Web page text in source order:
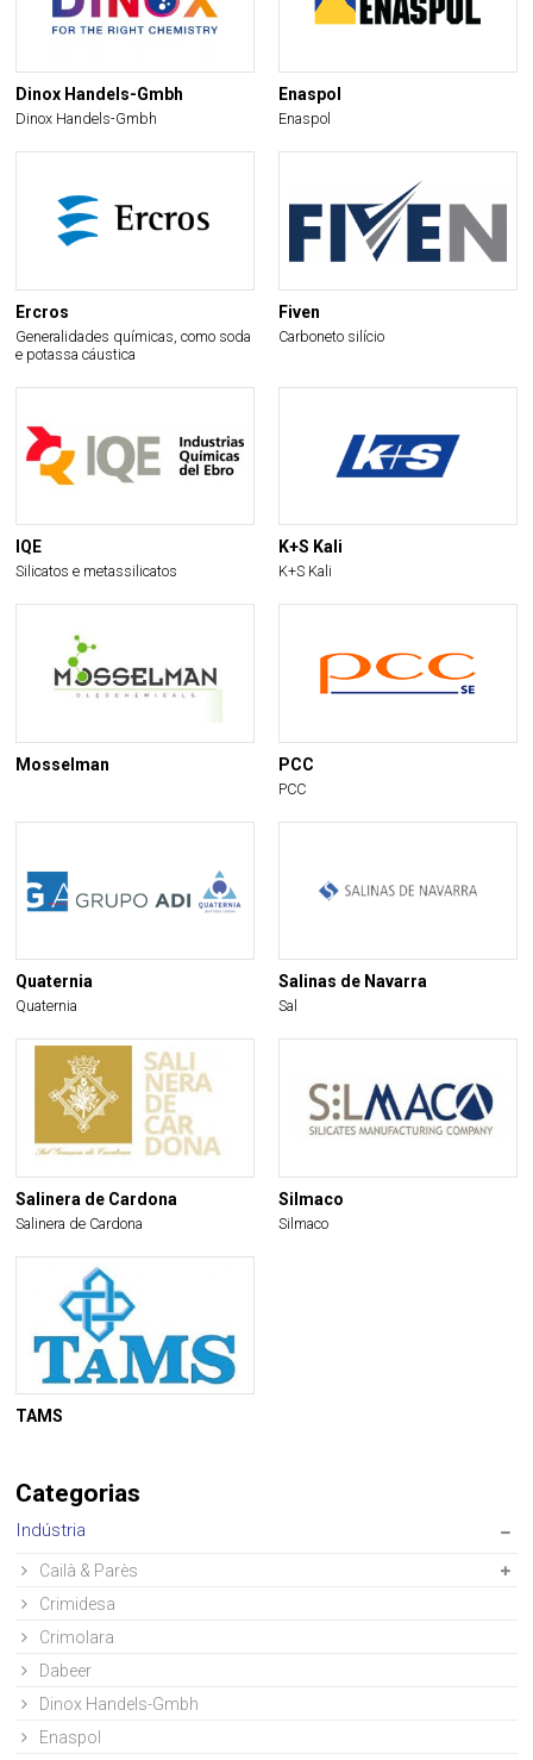
Dinox Handels-Gmbh
Dinox Handels-Gmbh
Enaspol
Enaspol
Ercros
Generalidades químicas, como soda
e potassa cáustica
Fiven
Carboneto silício
IQE
Silicatos e metassilicatos
K+S Kali
K+S Kali
Mosselman PCC
PCC
Quaternia
Quaternia
Salinas de Navarra
Sal
Salinera de Cardona
Salinera de Cardona
Silmaco
Silmaco
TAMS
Categorias
Indústria
Cailà & Parès
Crimidesa
Crimolara
Dabeer
Dinox Handels-Gmbh
Enaspol